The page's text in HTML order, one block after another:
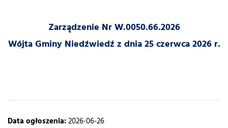
Zarządzenie Nr W.0050.66.2026
Wójta Gminy Niedźwiedź z dnia 25 czerwca 2026 r.
Data ogłoszenia:2026-06-26